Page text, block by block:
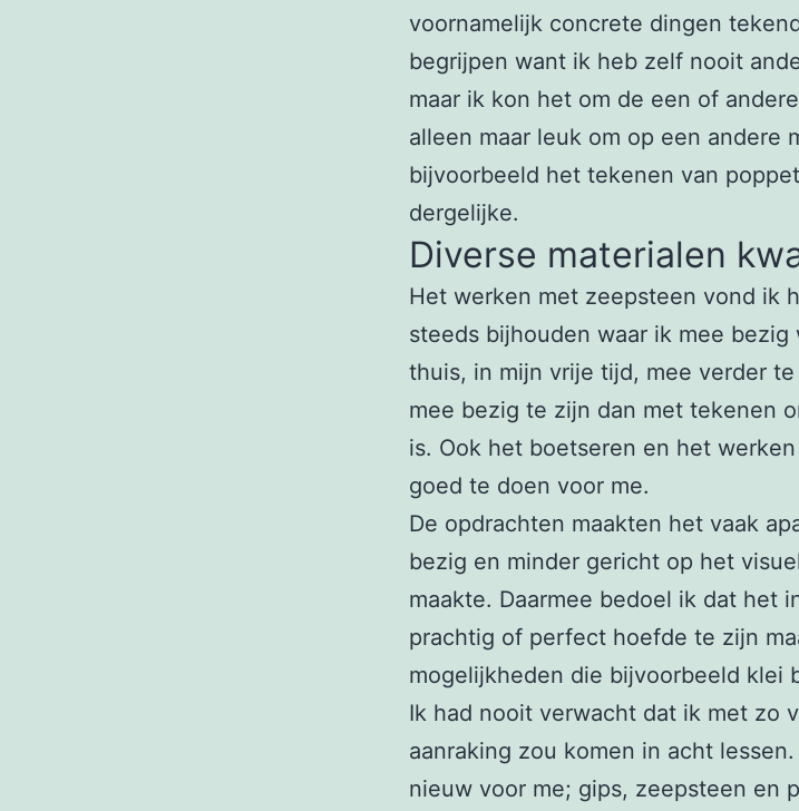
voornamelijk concrete dingen
begrijpen want ik heb zelf nooit
maar ik kon het om de een of
alleen maar leuk om op een andere
bijvoorbeeld het tekenen van
dergelijke.
Diverse materialen
Het werken met zeepsteen vond ik
steeds bijhouden waar ik mee
thuis, in mijn vrije tijd, mee verder
mee bezig te zijn dan met tekenen
is. Ook het boetseren en het
goed te doen voor me.
De opdrachten maakten het vaak
bezig en minder gericht op het
maakte. Daarmee bedoel ik dat het
prachtig of perfect hoefde te zijn
mogelijkheden die bijvoorbeeld klei
Ik had nooit verwacht dat ik met zo
aanraking zou komen in acht
nieuw voor me; gips, zeepsteen en